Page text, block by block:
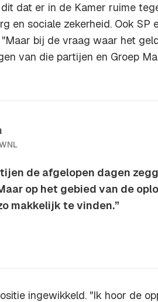
dat er in de Kamer ruime
en sociale zekerheid. Ook SP
bij de vraag waar het
van die partijen en Groep
de afgelopen dagen
op het gebied van de
makkelijk te vinden.”
ingewikkeld. "Ik hoor de